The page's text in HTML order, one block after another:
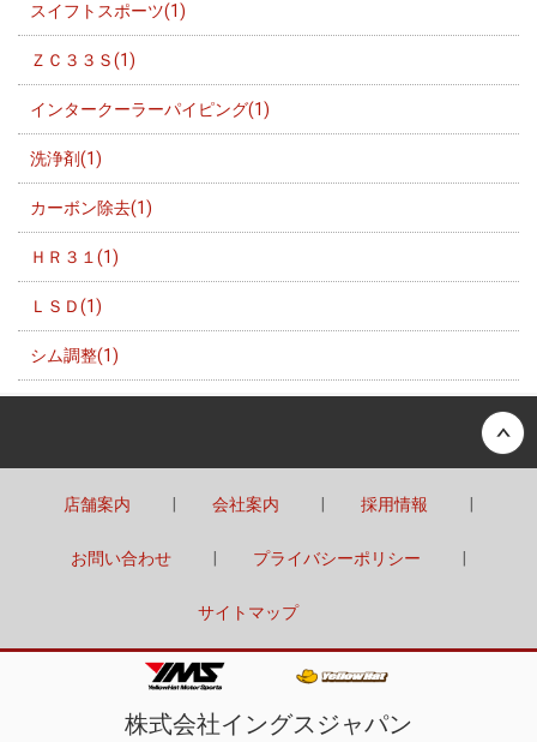
スイフトスポーツ(1)
ＺＣ３３Ｓ(1)
インタークーラーパイピング(1)
洗浄剤(1)
カーボン除去(1)
ＨＲ３１(1)
ＬＳＤ(1)
シム調整(1)
店舗案内 会社案内 採用情報
お問い合わせ プライバシーポリシー
サイトマップ
株式会社イングスジャパン